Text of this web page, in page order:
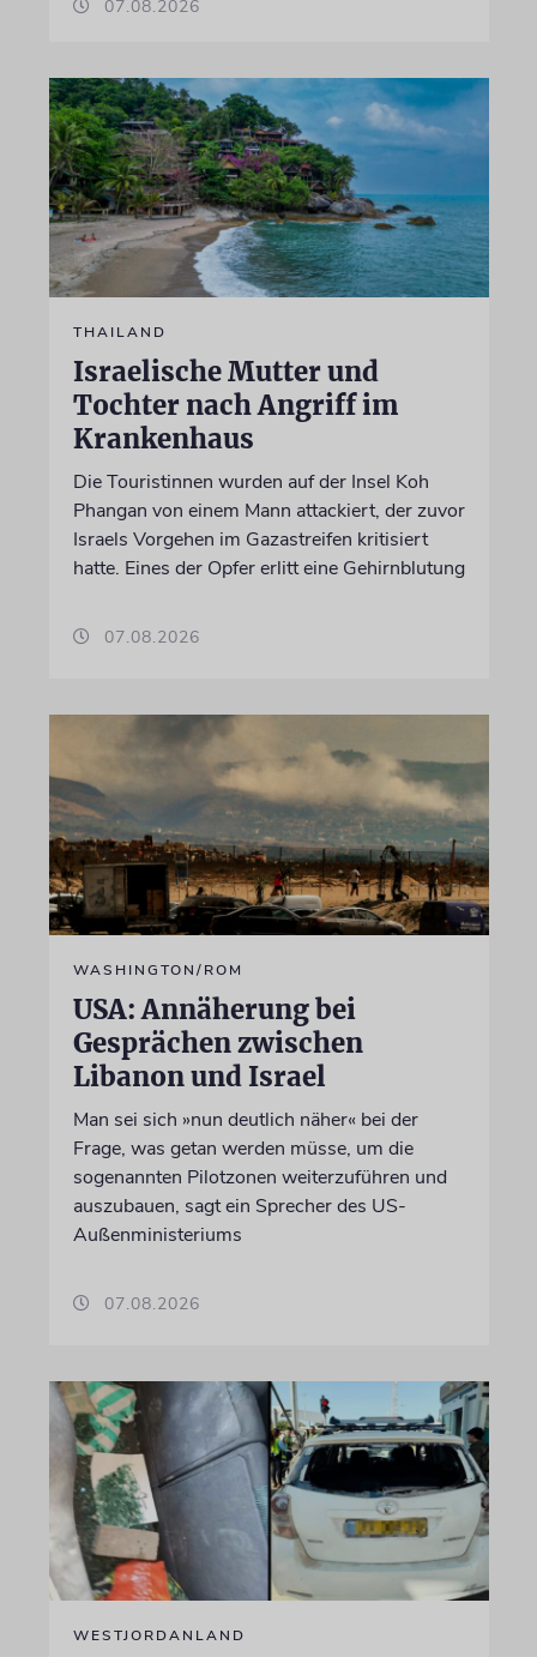
07.08.2026
THAILAND
Israelische Mutter und
Tochter nach Angriff im
Krankenhaus
Die Touristinnen wurden auf der Insel Koh
Phangan von einem Mann attackiert, der zuvor
Israels Vorgehen im Gazastreifen kritisiert
hatte. Eines der Opfer erlitt eine Gehirnblutung
07.08.2026
WASHINGTON/ROM
USA: Annäherung bei
Gesprächen zwischen
Libanon und Israel
Man sei sich »nun deutlich näher« bei der
Frage, was getan werden müsse, um die
sogenannten Pilotzonen weiterzuführen und
auszubauen, sagt ein Sprecher des US-
Außenministeriums
07.08.2026
WESTJORDANLAND